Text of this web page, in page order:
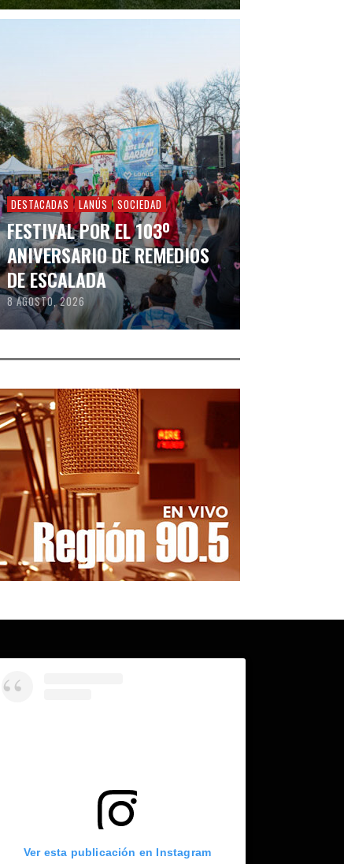
DESTACADAS LANÚS SOCIEDAD
FESTIVAL POR EL 103º
ANIVERSARIO DE REMEDIOS
DE ESCALADA
8 AGOSTO, 2026
Ver esta publicación en Instagram